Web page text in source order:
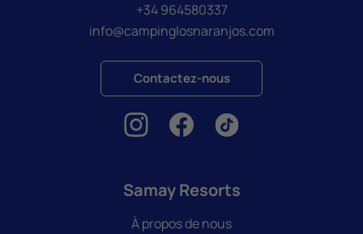
+34 964580337
info@campinglosnaranjos.com
Contactez-nous
Samay Resorts
À propos de nous